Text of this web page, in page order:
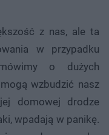
z nas, ale ta
w przypadku
o dużych
wzbudzić nasz
domowej drodze
wpadają w panikę.